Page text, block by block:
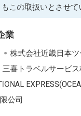
この取扱いとさせて
業
株式会社近畿日本
三喜トラベルサービ
公司